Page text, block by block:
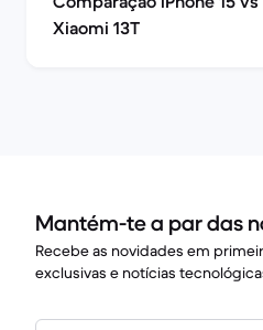
Xiaomi 13T
Mantém-te a par das
Recebe as novidades em
exclusivas e notícias